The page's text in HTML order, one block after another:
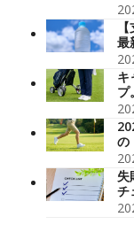
最
キ
プ
の
失
チ